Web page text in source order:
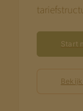
Start